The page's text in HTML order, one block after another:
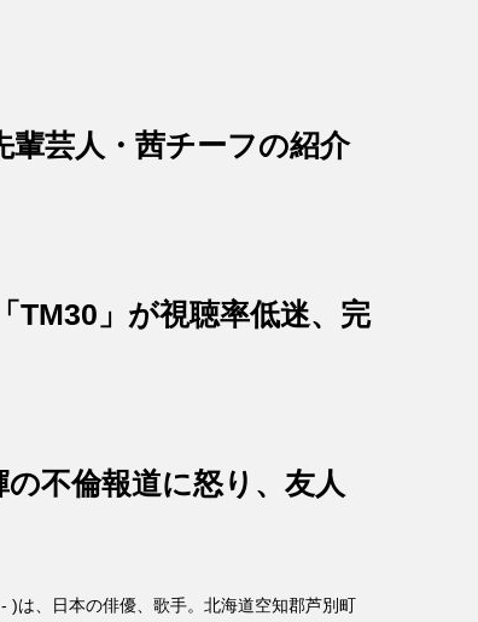
輩芸人・茜チーフの紹介
TM30」が視聴率低迷、完
不倫報道に怒り、友人
は、日本の俳優、歌手。北海道空知郡芦別町